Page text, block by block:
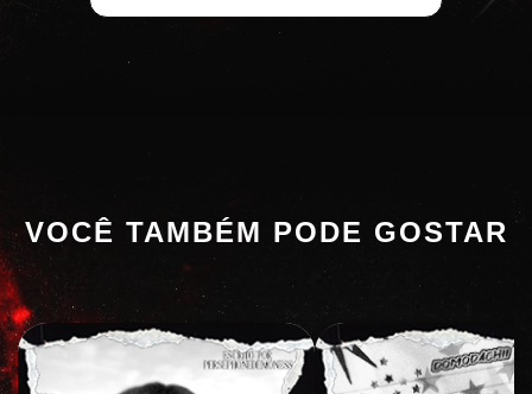
VOCÊ TAMBÉM PODE GOSTAR